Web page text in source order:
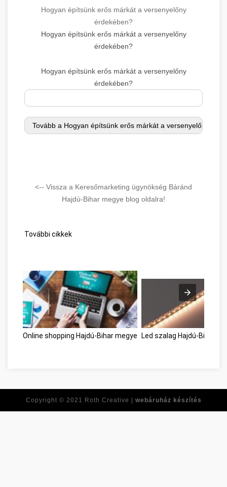
Hogyan építsünk erős márkát a versenyelőny
érdekében?
Hogyan építsünk erős márkát a versenyelőny
érdekében?
Hogyan építsünk erős márkát a versenyelőny
érdekében?
<-- Vissza a Keresőmarketing ügynökség Báránd
Hajdú-Bihar megye blog oldalra!
További cikkek
Online shopping Hajdú-Bihar megye Led szalag Hajdú-Bihar
Copyright © 2021 Roth Creative | webáruház készítés